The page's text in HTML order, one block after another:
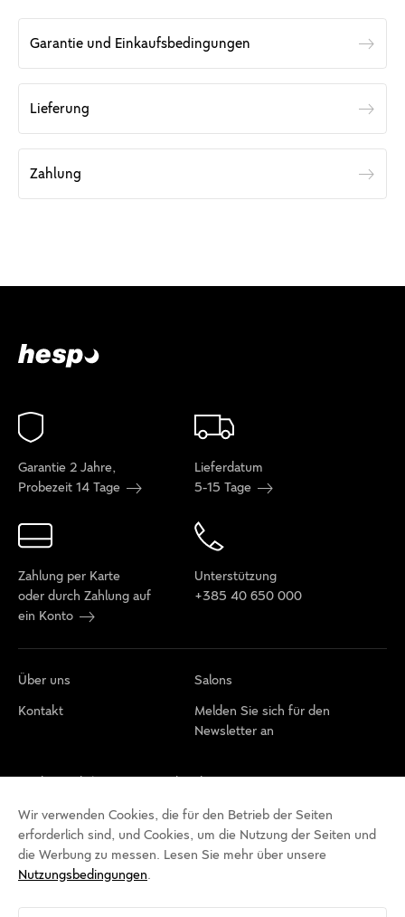
Garantie und Einkaufsbedingungen
Lieferung
Zahlung
Wir verwenden Cookies, die für den Betrieb der Seiten
erforderlich sind, und Cookies, um die Nutzung der Seiten und
die Werbung zu messen. Lesen Sie mehr über unsere
Nutzungsbedingungen.
Garantie 2 Jahre,
Probezeit 14 Tage
Lieferdatum
5-15 Tage
Zahlung per Karte
oder durch Zahlung auf
ein Konto
Unterstützung
+385 40 650 000
Über uns
Salons
Kontakt
Melden Sie sich für den
Newsletter an
Nutzungsbedingungen
Cookie-Einstellungen
Erklärung zur Barrierefreiheit